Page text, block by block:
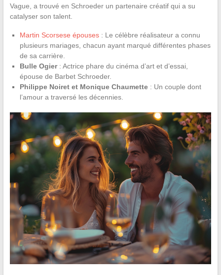
Vague, a trouvé en Schroeder un partenaire créatif qui a su
catalyser son talent.
Martin Scorsese épouses: Le célèbre réalisateur a connu
plusieurs mariages, chacun ayant marqué différentes phases
de sa carrière.
Bulle Ogier: Actrice phare du cinéma d’art et d’essai,
épouse de Barbet Schroeder.
Philippe Noiret et Monique Chaumette: Un couple dont
l’amour a traversé les décennies.